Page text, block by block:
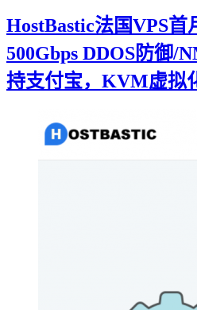
HostBastic法国VPS首
500Gbps DDOS防御/
持支付宝，KVM虚拟